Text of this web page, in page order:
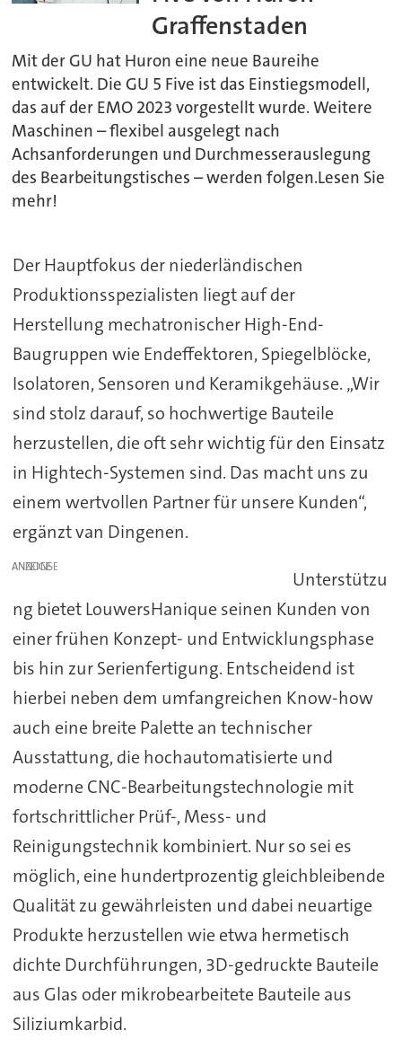
Graffenstaden
Mit der GU hat Huron eine neue Baureihe
entwickelt. Die GU 5 Five ist das Einstiegsmodell,
das auf der EMO 2023 vorgestellt wurde. Weitere
Maschinen – flexibel ausgelegt nach
Achsanforderungen und Durchmesserauslegung
des Bearbeitungstisches – werden folgen.Lesen Sie
mehr!
Der Hauptfokus der niederländischen
Produktionsspezialisten liegt auf der
Herstellung mechatronischer High-End-
Baugruppen wie Endeffektoren, Spiegelblöcke,
Isolatoren, Sensoren und Keramikgehäuse. „Wir
sind stolz darauf, so hochwertige Bauteile
herzustellen, die oft sehr wichtig für den Einsatz
in Hightech-Systemen sind. Das macht uns zu
einem wertvollen Partner für unsere Kunden“,
ergänzt van Dingenen.
ANZEIGE
Unterstützu
ng bietet LouwersHanique seinen Kunden von
einer frühen Konzept- und Entwicklungsphase
bis hin zur Serienfertigung. Entscheidend ist
hierbei neben dem umfangreichen Know-how
auch eine breite Palette an technischer
Ausstattung, die hochautomatisierte und
moderne CNC-Bearbeitungstechnologie mit
fortschrittlicher Prüf-, Mess- und
Reinigungstechnik kombiniert. Nur so sei es
möglich, eine hundertprozentig gleichbleibende
Qualität zu gewährleisten und dabei neuartige
Produkte herzustellen wie etwa hermetisch
dichte Durchführungen, 3D-gedruckte Bauteile
aus Glas oder mikrobearbeitete Bauteile aus
Siliziumkarbid.